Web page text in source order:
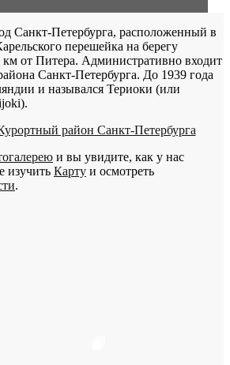
Санкт-Петербурга, расположенный в
перешейка на берегу
км от Питера. Административно входит
Санкт-Петербурга. До 1939 года
и назывался Териоки (или
и вы увидите, как у нас
изучить Карту и осмотреть
.